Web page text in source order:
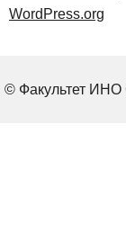
WordPress.org
© Факультет ИНО